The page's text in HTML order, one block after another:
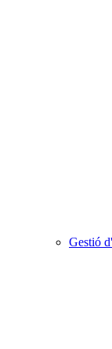
Gestió